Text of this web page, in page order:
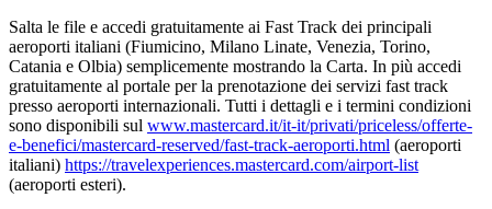
Salta le file e accedi gratuitamente ai Fast Track dei principali
aeroporti italiani (Fiumicino, Milano Linate, Venezia, Torino,
Catania e Olbia) semplicemente mostrando la Carta. In più accedi
gratuitamente al portale per la prenotazione dei servizi fast track
presso aeroporti internazionali. Tutti i dettagli e i termini condizioni
sono disponibili sul www.mastercard.it/it-it/privati/priceless/offerte-
e-benefici/mastercard-reserved/fast-track-aeroporti.html (aeroporti
italiani) https://travelexperiences.mastercard.com/airport-list
(aeroporti esteri).